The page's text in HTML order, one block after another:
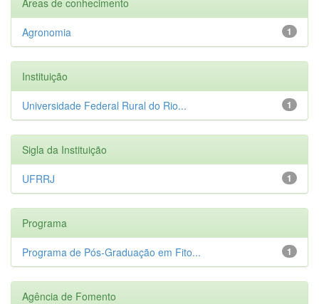
1
Agronomia
Instituição
1
Universidade Federal Rural do Rio...
Sigla da Instituição
1
UFRRJ
Programa
1
Programa de Pós-Graduação em Fito...
Agência de Fomento